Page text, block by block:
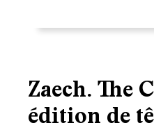
Zaech. The
édition de